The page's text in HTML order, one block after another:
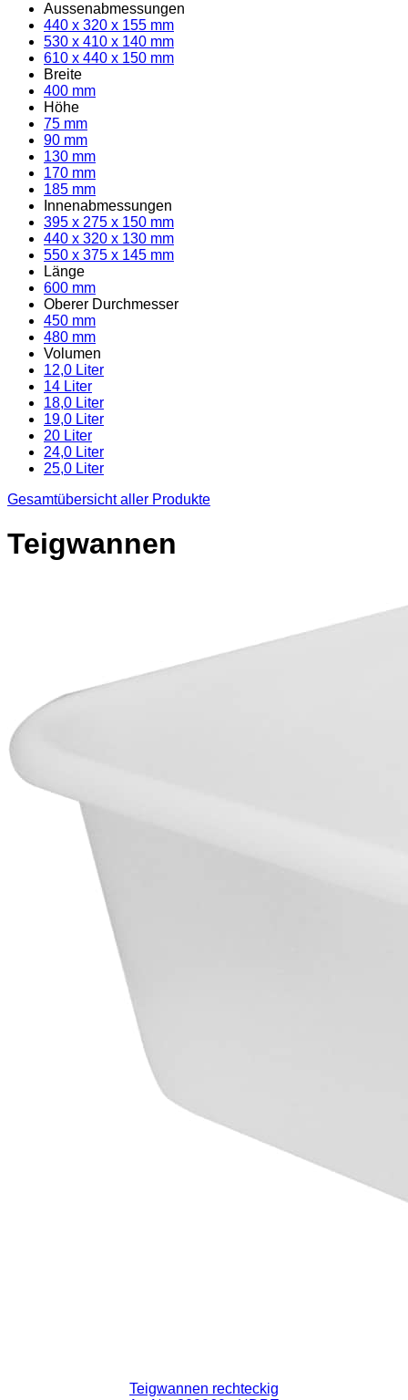
Aussenabmessungen
440 x 320 x 155 mm
530 x 410 x 140 mm
610 x 440 x 150 mm
Breite
400 mm
Höhe
75 mm
90 mm
130 mm
170 mm
185 mm
Innenabmessungen
395 x 275 x 150 mm
440 x 320 x 130 mm
550 x 375 x 145 mm
Länge
600 mm
Oberer Durchmesser
450 mm
480 mm
Volumen
12,0 Liter
14 Liter
18,0 Liter
19,0 Liter
20 Liter
24,0 Liter
25,0 Liter
Gesamtübersicht aller Produkte
Teigwannen
Teigwannen rechteckig